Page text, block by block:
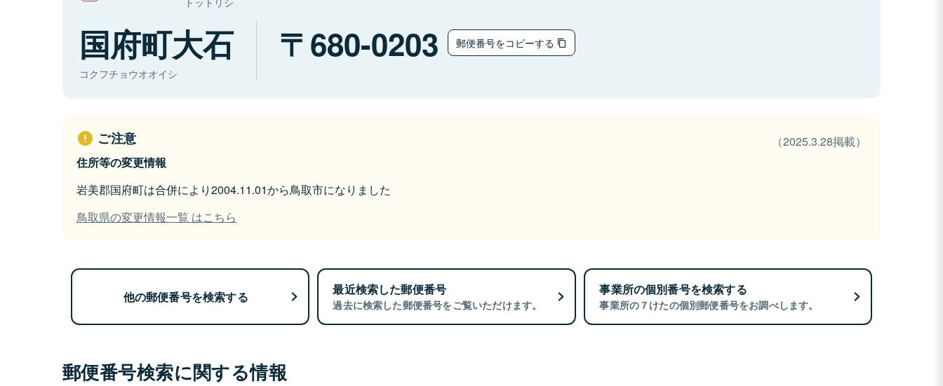
国府町大石
コクフチョウオオイシ
680-0203 郵便番号をコピーする
ご注意
（2025.3.28掲載）
住所等の変更情報
岩美郡国府町は合併により2004.11.01から鳥取市になりました
鳥取県の変更情報一覧 はこちら
他の郵便番号を検索する 最近検索した郵便番号
過去に検索した郵便番号をご覧いただけます。
事業所の個別番号を検索する
事業所の７けたの個別郵便番号をお調べします。
郵便番号検索に関する情報